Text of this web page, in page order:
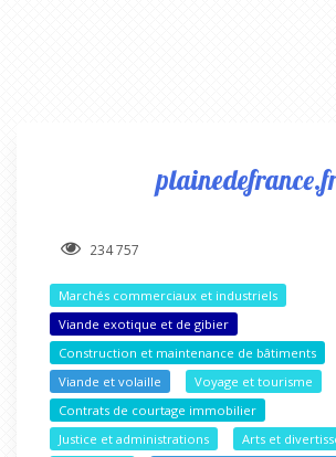
234 757
Marchés commerciaux et industriels
Viande exotique et de gibier
Construction et maintenance de bâtiments
Viande et volaille
Voyage et tourisme
Contrats de courtage immobilier
Justice et administrations
Arts et